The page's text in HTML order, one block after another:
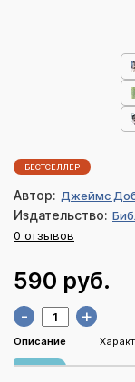
БЕСТСЕЛЛЕР
Автор: Джеймс
Издательство:
0 отзывов
590 руб.
- +
Описание